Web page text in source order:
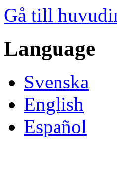
Gå till
Language
Svenska
English
Español